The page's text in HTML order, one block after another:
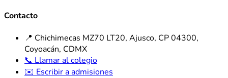
Contacto
📍 Chichimecas MZ70 LT20, Ajusco, CP 04300,
Coyoacán, CDMX
📞 Llamar al colegio
✉️ Escribir a admisiones